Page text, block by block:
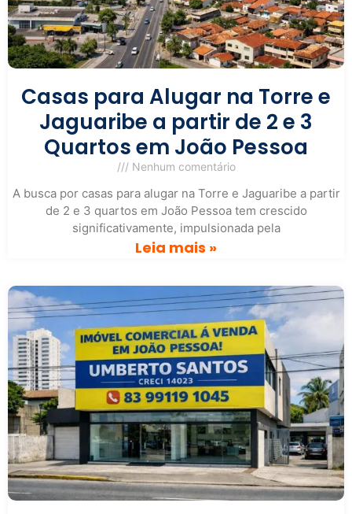
Casas para Alugar na Torre e
Jaguaribe a partir de 2 e 3
Quartos em João Pessoa
Nenhum comentário
A busca por casas para alugar na Torre e Jaguaribe a partir
de 2 e 3 quartos em João Pessoa tem crescido
significativamente, impulsionada pela
Leia mais »